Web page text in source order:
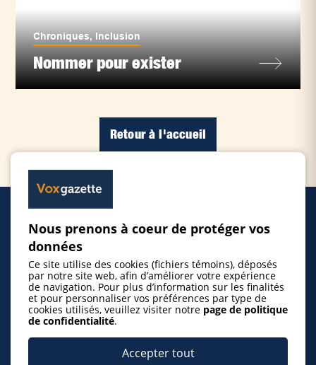
Chroniques, Inclusion
Nommer pour exister
Retour à l'accueil
Inscrire un événement
© 2026 Gazette de la Mauricie. Tous droits
Nous prenons à coeur de protéger vos
données
Ce site utilise des cookies (fichiers témoins), déposés
par notre site web, afin d’améliorer votre expérience
de navigation. Pour plus d’information sur les finalités
et pour personnaliser vos préférences par type de
cookies utilisés, veuillez visiter notre page de politique
de confidentialité.
Accepter tout